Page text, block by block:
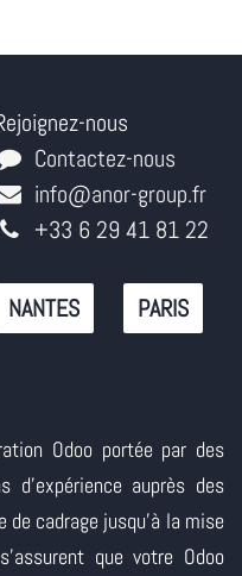
nous
Contactez-nous
info@anor-group.fr
+33 6 29 41 81 22
NANTES PARIS
Odoo portée par des
d'expérience auprès des
de cadrage jusqu'à la mise
que votre Odoo